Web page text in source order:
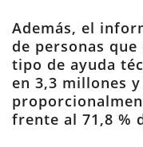
Además, el
de personas
tipo de ayuda
en 3,3 millones
frente al 71,8 %